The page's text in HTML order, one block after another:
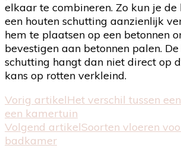
elkaar te combineren. Zo kun je
een houten schutting aanzienlijk
hem te plaatsen op een betonnen
bevestigen aan betonnen palen.
schutting hangt dan niet direct op
kans op rotten verkleind.
Bericht
navigatie
Vorig artikelHet verschil tussen
een kamertuin
Volgend artikelSoorten vloeren
badkamer